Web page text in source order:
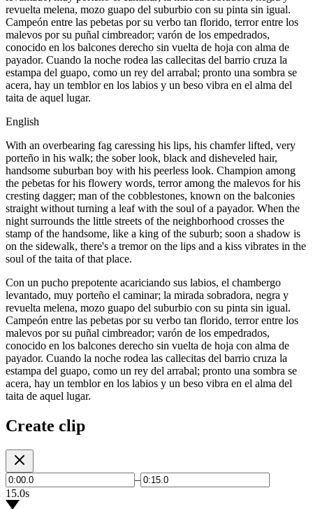
revuelta melena, mozo guapo del suburbio con su pinta sin igual.
Campeón entre las pebetas por su verbo tan florido, terror entre los
malevos por su puñal cimbreador; varón de los empedrados,
conocido en los balcones derecho sin vuelta de hoja con alma de
payador. Cuando la noche rodea las callecitas del barrio cruza la
estampa del guapo, como un rey del arrabal; pronto una sombra se
acera, hay un temblor en los labios y un beso vibra en el alma del
taita de aquel lugar.
English
With an overbearing fag caressing his lips, his chamfer lifted, very
porteño in his walk; the sober look, black and disheveled hair,
handsome suburban boy with his peerless look. Champion among
the pebetas for his flowery words, terror among the malevos for his
cresting dagger; man of the cobblestones, known on the balconies
straight without turning a leaf with the soul of a payador. When the
night surrounds the little streets of the neighborhood crosses the
stamp of the handsome, like a king of the suburb; soon a shadow is
on the sidewalk, there's a tremor on the lips and a kiss vibrates in the
soul of the taita of that place.
Con un pucho prepotente acariciando sus labios, el chambergo
levantado, muy porteño el caminar; la mirada sobradora, negra y
revuelta melena, mozo guapo del suburbio con su pinta sin igual.
Campeón entre las pebetas por su verbo tan florido, terror entre los
malevos por su puñal cimbreador; varón de los empedrados,
conocido en los balcones derecho sin vuelta de hoja con alma de
payador. Cuando la noche rodea las callecitas del barrio cruza la
estampa del guapo, como un rey del arrabal; pronto una sombra se
acera, hay un temblor en los labios y un beso vibra en el alma del
taita de aquel lugar.
Create clip
–
15.0s